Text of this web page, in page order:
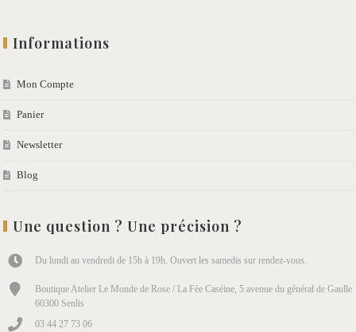
Informations
Mon Compte
Panier
Newsletter
Blog
Une question ? Une précision ?
Du lundi au vendredi de 15h à 19h. Ouvert les samedis sur rendez-vous.
Boutique Atelier Le Monde de Rose / La Fée Caséine, 5 avenue du général de Gaulle
60300 Senlis
03 44 27 73 06